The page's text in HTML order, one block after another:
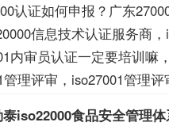
认证如何申报？广东
信息技术认证服务商，
服务商
内审员认证一定要培训嘛
？
管理评审，iso27001管理评
泰iso22000食品安全管理